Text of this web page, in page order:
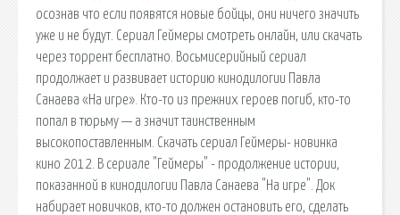
осознав что если появятся новые бойцы, они ничего значить
уже и не будут. Сериал Геймеры смотреть онлайн, или скачать
через торрент бесплатно. Восьмисерийный сериал
продолжает и развивает историю кинодилогии Павла
Санаева «На игре». Кто-то из прежних героев погиб, кто-то
попал в тюрьму — а значит таинственным
высокопоставленным. Скачать сериал Геймеры- новинка
кино 2012. В сериале "Геймеры" - продолжение истории,
показанной в кинодилогии Павла Санаева "На игре". Док
набирает новичков, кто-то должен остановить его, сделать